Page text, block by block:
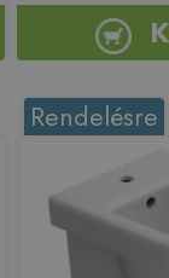
Rendelésre